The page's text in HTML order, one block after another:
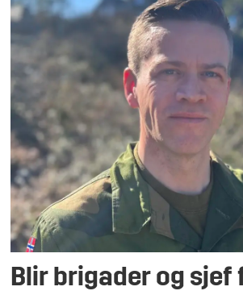
Blir brigader og sjef